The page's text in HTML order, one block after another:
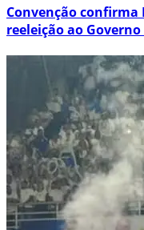
Convenção confirma
reeleição ao